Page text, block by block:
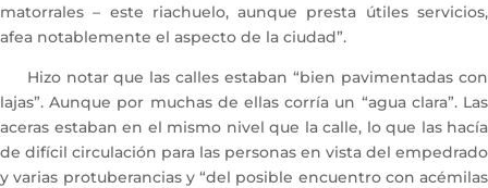
matorrales – este riachuelo, aunque presta útiles servicios,
afea notablemente el aspecto de la ciudad”.
Hizo notar que las calles estaban “bien pavimentadas con
lajas”. Aunque por muchas de ellas corría un “agua clara”. Las
aceras estaban en el mismo nivel que la calle, lo que las hacía
de difícil circulación para las personas en vista del empedrado
y varias protuberancias y “del posible encuentro con acémilas